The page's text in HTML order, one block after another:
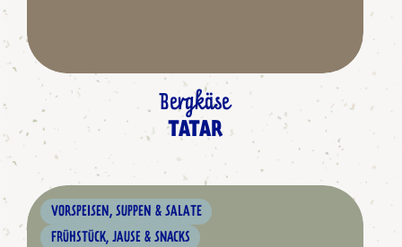
Bergkäse
TATAR
VORSPEISEN, SUPPEN & SALATE
FRÜHSTÜCK, JAUSE & SNACKS